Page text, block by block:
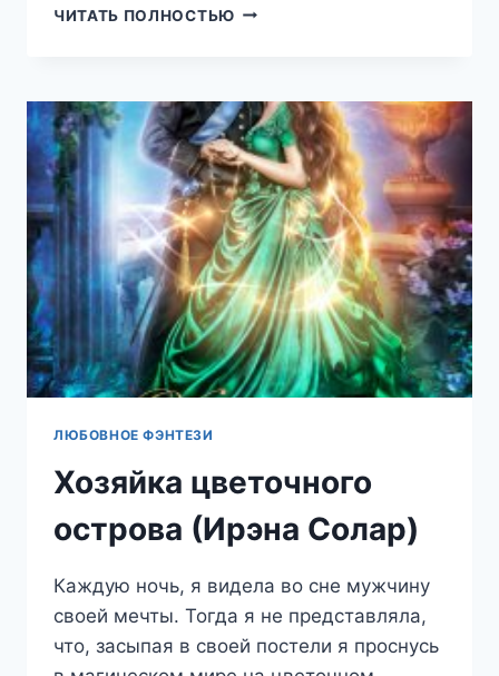
ЧИТАТЬ ПОЛНОСТЬЮ 9
ЧАСТЬ
2
(ЕКАТЕРИНА
БУНЬКОВА)
ЛЮБОВНОЕ ФЭНТЕЗИ
Хозяйка цветочного
острова (Ирэна Солар)
Каждую ночь, я видела во сне мужчину
своей мечты. Тогда я не представляла,
что, засыпая в своей постели я проснусь